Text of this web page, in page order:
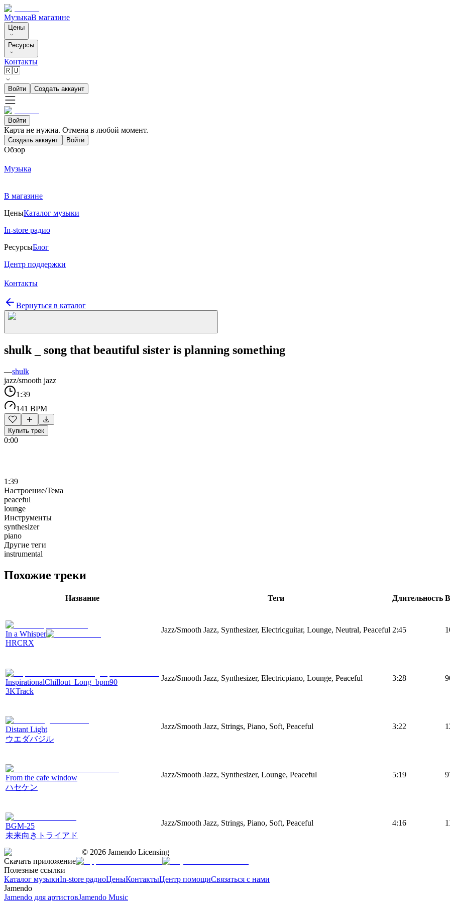
МузыкаВ магазине
Цены
Ресурсы
Контакты
🇷🇺
Войти Создать аккаунт
Войти
Карта не нужна. Отмена в любой момент.
Создать аккаунт Войти
Обзор
Музыка
В магазине
ЦеныКаталог музыки
In-store радио
РесурсыБлог
Центр поддержки
Контакты
Вернуться в каталог
shulk _ song that beautiful sister is planning something
—shulk
jazz/smooth jazz
1:39
141 BPM
Купить трек
0:00
1:39
Настроение/Тема
peaceful
lounge
Инструменты
synthesizer
piano
Другие теги
instrumental
Похожие треки
Название Теги Длительность
In a Whisper
HRCRX
Jazz/Smooth Jazz, Synthesizer, Electricguitar, Lounge, Neutral, Peaceful 2:45
InspirationalChillout_Long_bpm90
3KTrack
Jazz/Smooth Jazz, Synthesizer, Electricpiano, Lounge, Peaceful 3:28
Distant Light
ウエダバジル
Jazz/Smooth Jazz, Strings, Piano, Soft, Peaceful 3:22
From the cafe window
ハセケン
Jazz/Smooth Jazz, Synthesizer, Lounge, Peaceful 5:19
BGM-25
未来向きトライアド
Jazz/Smooth Jazz, Strings, Piano, Soft, Peaceful 4:16
© 2026 Jamendo Licensing
Скачать приложение
Полезные ссылки
Каталог музыкиIn-store радиоЦеныКонтактыЦентр помощиСвязаться с нами
Jamendo
Jamendo для артистовJamendo Music